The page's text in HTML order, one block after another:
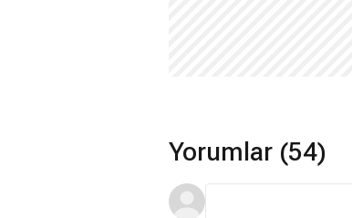
Yorumlar (54)